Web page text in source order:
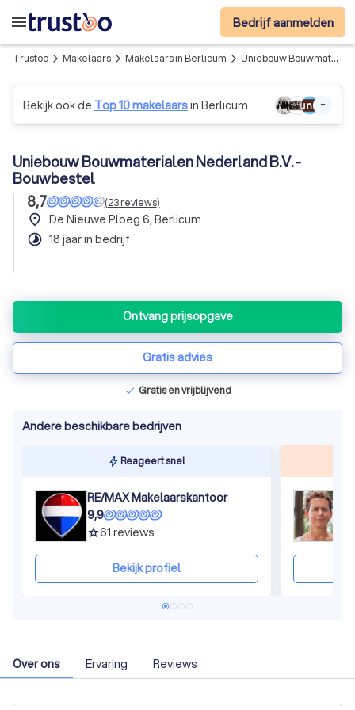
menu Bedrijf aanmelden
Trustoo arrow_forward_ios Makelaars arrow_forward_ios Makelaars in Berlicum arrow_forward_ios Uniebouw Bouwmaterialen Nederland B.V. - Bouwbestel
Bekijk ook de Top 10 makelaarsin Berlicum +
Uniebouw Bouwmaterialen Nederland B.V. -
Bouwbestel
8,7
(23reviews)
place De Nieuwe Ploeg 6, Berlicum
timelapse 18 jaar in bedrijf
Ontvang prijsopgave
Gratis advies
check Gratis en vrijblijvend
Andere beschikbare bedrijven
Reageert snel
RE/MAX Makelaarskantoor
9,9
grade61 reviews
Bekijk profiel
Over ons Ervaring Reviews